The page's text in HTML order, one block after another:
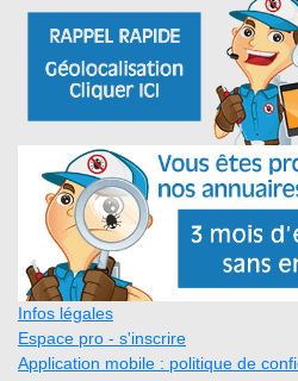
Infos légales
Espace pro - s'inscrire
Application mobile : politique de